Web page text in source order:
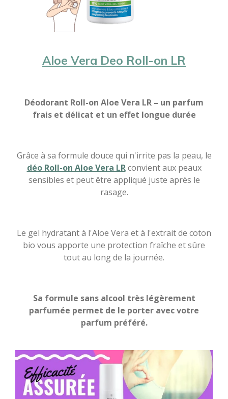
Aloe Vera Deo Roll-on LR
Déodorant Roll-on Aloe Vera LR – un parfum
frais et délicat et un effet longue durée
Grâce à sa formule douce qui n'irrite pas la peau, le
déo Roll-on Aloe Vera LRconvient aux peaux
sensibles et peut être appliqué juste après le
rasage.
Le gel hydratant à l'Aloe Vera et à l'extrait de coton
bio vous apporte une protection fraîche et sûre
tout au long de la journée.
Sa formule sans alcool très légèrement
parfumée permet de le porter avec votre
parfum préféré.